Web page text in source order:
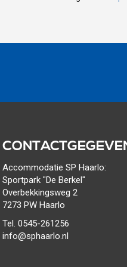
Accommodatie SP Haarlo:
Sportpark "De Berkel"
Overbekkingsweg 2
7273 PW Haarlo
Tel. 0545-261256
info@sphaarlo.nl